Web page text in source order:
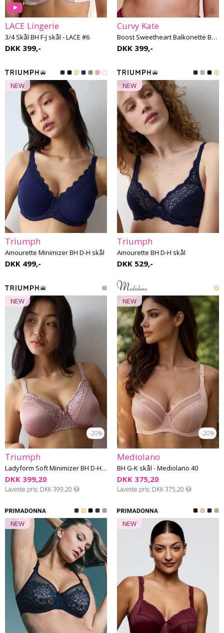
LACE Lingerie
3/4 Skål BH F-J skål - LACE #6
DKK 399,-
Curvy Kate
Boost Sweetheart Balkonette BH G-K skål
DKK 399,-
NEW
Triumph
Amourette Minimizer BH D-H skål
DKK 499,-
NEW
Triumph
Amourette BH D-H skål
DKK 529,-
-20%
NEW
Triumph
Ladyform Soft Minimizer BH D-H skål
DKK 399,20
Laveste pris DKK 399,20
-20%
NEW
Mediolano
BH G-K skål - Mediolano 40
DKK 375,20
Laveste pris DKK 375,20
NEW NEW